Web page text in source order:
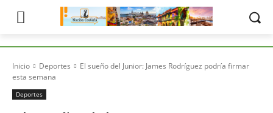
Inicio Deportes
El sueño del Junior: James Rodríguez podría firmar
esta semana
Deportes